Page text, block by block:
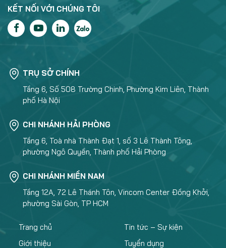
KẾT NỐI VỚI CHÚNG TÔI
TRỤ SỞ CHÍNH
Tầng 6, Số 508 Trường Chinh, Phường Kim Liên, Thành
phố Hà Nội
CHI NHÁNH HẢI PHÒNG
Tầng 6, Toà nhà Thành Đạt 1, số 3 Lê Thành Tông,
phường Ngô Quyền, Thành phố Hải Phòng
CHI NHÁNH MIỀN NAM
Tầng 12A, 72 Lê Thánh Tôn, Vincom Center Đồng Khởi,
phường Sài Gòn, TP HCM
Trang chủ
Giới thiệu
Tin tức – Sự kiện
Tuyển dụng